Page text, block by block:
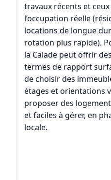
travaux récents et
l’occupation réelle
locations de longue
rotation plus rapide).
la Calade peut offrir
termes de rapport
de choisir des
étages et orientations
proposer des
et faciles à gérer, en
locale.